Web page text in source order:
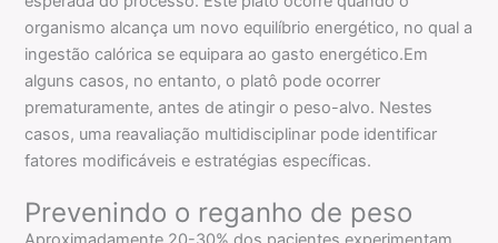
organismo alcança um novo equilíbrio energético, no qual a
ingestão calórica se equipara ao gasto energético.Em
alguns casos, no entanto, o platô pode ocorrer
prematuramente, antes de atingir o peso-alvo. Nestes
casos, uma reavaliação multidisciplinar pode identificar
fatores modificáveis e estratégias específicas.
Prevenindo o reganho de peso